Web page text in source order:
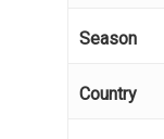
Season
Country